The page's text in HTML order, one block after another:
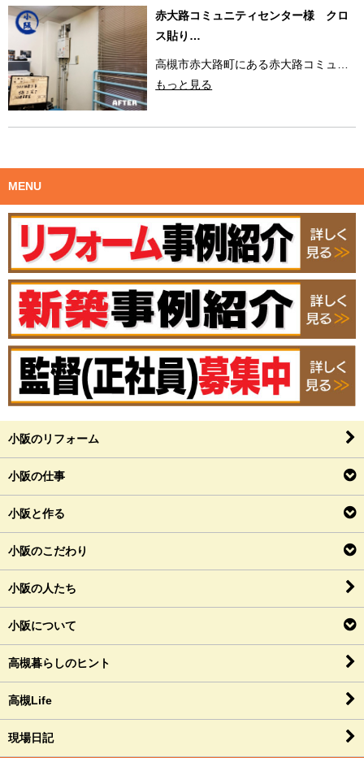
赤大路コミュニティセンター様 クロ
ス貼り…
高槻市赤大路町にある赤大路コミュ…
もっと見る
MENU
小阪のリフォーム
小阪の仕事
小阪と作る
小阪のこだわり
小阪の人たち
小阪について
高槻暮らしのヒント
高槻Life
現場日記